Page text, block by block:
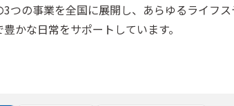
3つの事業を全国に展開し、あらゆるライフ
かな日常をサポートしています。